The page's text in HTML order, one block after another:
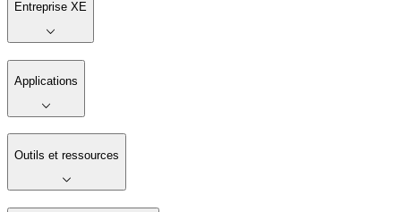
Entreprise XE
Applications
Outils et ressources